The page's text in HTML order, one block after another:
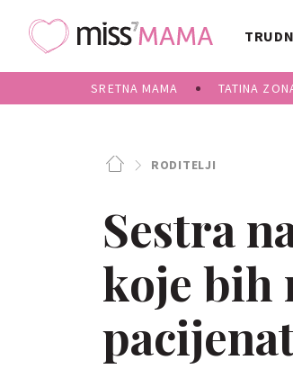
SRETNA MAMA TATINA
RODITELJI
Sestra
koje bih